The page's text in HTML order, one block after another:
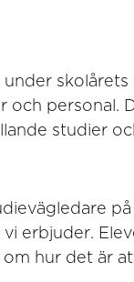
och personal.
studier
erbjuder.
hur det är